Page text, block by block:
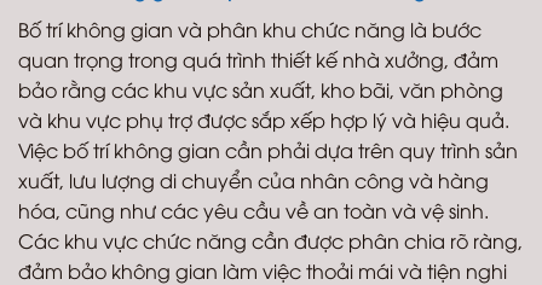
Bố trí không gian và phân khu chức năng là bước
quan trọng trong quá trình thiết kế nhà xưởng, đảm
bảo rằng các khu vực sản xuất, kho bãi, văn phòng
và khu vực phụ trợ được sắp xếp hợp lý và hiệu quả.
Việc bố trí không gian cần phải dựa trên quy trình sản
xuất, lưu lượng di chuyển của nhân công và hàng
hóa, cũng như các yêu cầu về an toàn và vệ sinh.
Các khu vực chức năng cần được phân chia rõ ràng,
đảm bảo không gian làm việc thoải mái và tiện nghi